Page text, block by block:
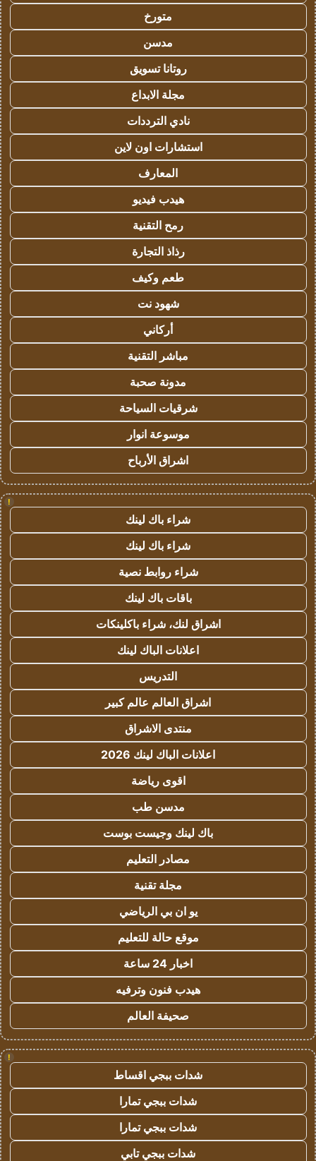
متورخ
مدسن
روتانا تسويق
مجلة الابداع
نادي الترددات
استشارات اون لاين
المعارف
هيدب فيديو
رمح التقنية
رذاذ التجارة
طعم وكيف
شهود نت
أركاني
مباشر التقنية
مدونة صحبة
شرقيات السياحة
موسوعة انوار
اشراق الأرباح
!
شراء باك لينك
شراء باك لينك
شراء روابط نصية
باقات باك لينك
اشراق لنك، شراء باكلينكات
اعلانات الباك لينك
التدريس
اشراق العالم عالم كبير
منتدى الاشراق
اعلانات الباك لينك 2026
اقوى رياضة
مدسن طب
باك لينك وجيست بوست
مصادر التعليم
مجلة تقنية
يو ان بي الرياضي
موقع حالة للتعليم
اخبار 24 ساعة
هيدب فنون وترفيه
صحيفة العالم
!
شدات ببجي اقساط
شدات ببجي تمارا
شدات ببجي تمارا
شدات ببجي تابي